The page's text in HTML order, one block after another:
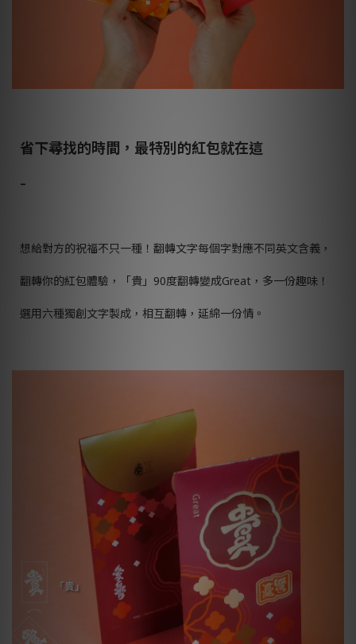
省下尋找的時間，最特別的紅包就在這
–
想給對方的祝福不只一種！翻轉文字每個字對應不同英文含義，
翻轉你的紅包體驗，「貴」 90度翻轉變成Great ，多一份趣味！
選用六種獨創文字製成，相互翻轉，延綿一份情。